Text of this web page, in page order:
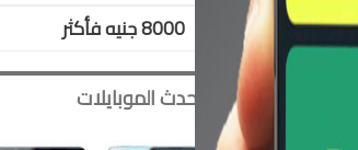
8000 جنيه فأكثر
أحدث الموبايلات